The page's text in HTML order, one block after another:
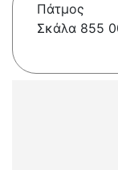
Πάτμος
Σκάλα 855